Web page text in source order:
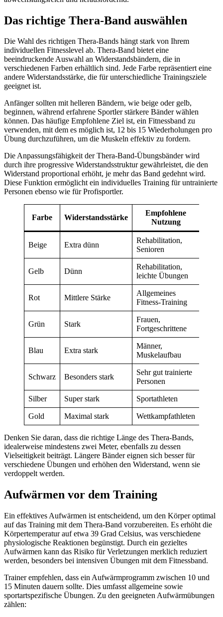
Das richtige Thera-Band auswählen
Die Wahl des richtigen Thera-Bands hängt stark von Ihrem
individuellen Fitnesslevel ab. Thera-Band bietet eine
beeindruckende Auswahl an Widerstandsbändern, die in
verschiedenen Farben erhältlich sind. Jede Farbe repräsentiert eine
andere Widerstandsstärke, die für unterschiedliche Trainingsziele
geeignet ist.
Anfänger sollten mit helleren Bändern, wie beige oder gelb,
beginnen, während erfahrene Sportler stärkere Bänder wählen
können. Das häufige Empfohlene Ziel ist, ein Fitnessband zu
verwenden, mit dem es möglich ist, 12 bis 15 Wiederholungen pro
Übung durchzuführen, um die Muskeln effektiv zu fordern.
Die Anpassungsfähigkeit der Thera-Band-Übungsbänder wird
durch ihre progressive Widerstandsstruktur gewährleistet, die den
Widerstand proportional erhöht, je mehr das Band gedehnt wird.
Diese Funktion ermöglicht ein individuelles Training für untrainierte
Personen ebenso wie für Profisportler.
Farbe Widerstandsstärke
Empfohlene
Nutzung
Beige Extra dünn
Rehabilitation,
Senioren
Gelb Dünn
Rehabilitation,
leichte Übungen
Rot Mittlere Stärke
Allgemeines
Fitness-Training
Grün Stark
Frauen,
Fortgeschrittene
Blau Extra stark
Männer,
Muskelaufbau
Schwarz Besonders stark
Sehr gut trainierte
Personen
Silber Super stark Sportathleten
Gold Maximal stark Wettkampfathleten
Denken Sie daran, dass die richtige Länge des Thera-Bands,
idealerweise mindestens zwei Meter, ebenfalls zu dessen
Vielseitigkeit beiträgt. Längere Bänder eignen sich besser für
verschiedene Übungen und erhöhen den Widerstand, wenn sie
verdoppelt werden.
Aufwärmen vor dem Training
Ein effektives Aufwärmen ist entscheidend, um den Körper optimal
auf das Training mit dem Thera-Band vorzubereiten. Es erhöht die
Körpertemperatur auf etwa 39 Grad Celsius, was verschiedene
physiologische Reaktionen begünstigt. Durch ein gezieltes
Aufwärmen kann das Risiko für Verletzungen merklich reduziert
werden, besonders bei intensiven Übungen mit dem Fitnessband.
Trainer empfehlen, dass ein Aufwärmprogramm zwischen 10 und
15 Minuten dauern sollte. Dies umfasst allgemeine sowie
sportartspezifische Übungen. Zu den geeigneten Aufwärmübungen
zählen: